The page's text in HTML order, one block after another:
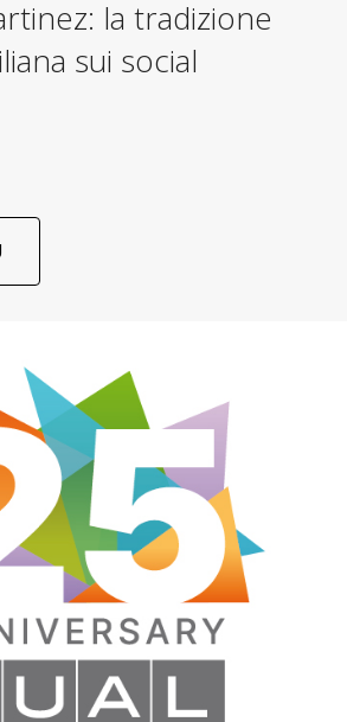
la tradizione
sui social